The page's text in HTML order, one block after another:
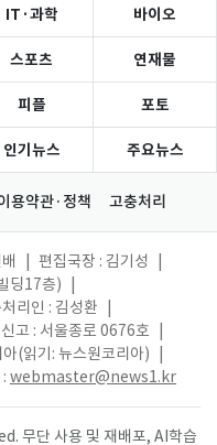
IT·과학 바이오
스포츠 연재물
피플 포토
인기뉴스 주요뉴스
용약관·정책 고충처리
편집국장 : 김기성
딩17층)
리인 : 김성환
고 : 서울종로 0676호
(읽기: 뉴스원코리아)
webmaster@news1.kr
단 사용 및 재배포, AI학습